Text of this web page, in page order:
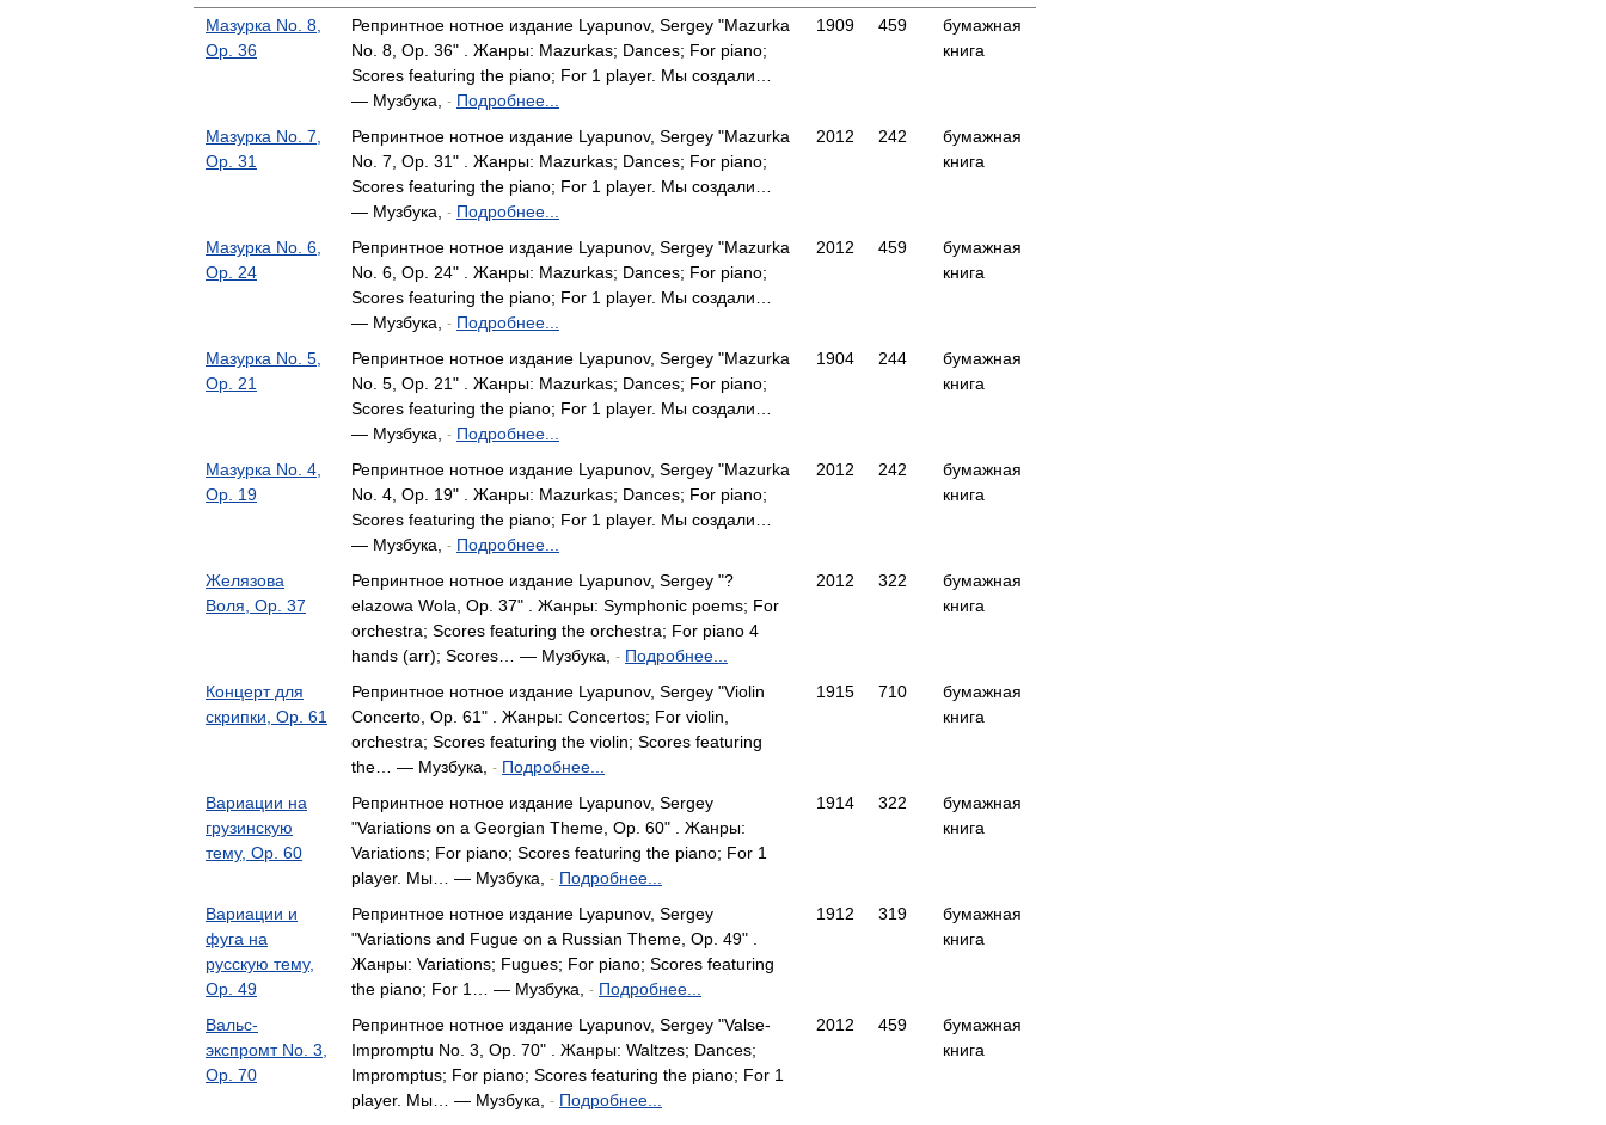
Мазурка No. 8,
Op. 36
Репринтное нотное издание Lyapunov, Sergey "Mazurka
No. 8, Op. 36" . Жанры: Mazurkas; Dances; For piano;
Scores featuring the piano; For 1 player. Мы создали…
— Музбука,
- Подробнее...
1909 459
бумажная
книга
Мазурка No. 7,
Op. 31
Репринтное нотное издание Lyapunov, Sergey "Mazurka
No. 7, Op. 31" . Жанры: Mazurkas; Dances; For piano;
Scores featuring the piano; For 1 player. Мы создали…
— Музбука,
- Подробнее...
2012 242
бумажная
книга
Мазурка No. 6,
Op. 24
Репринтное нотное издание Lyapunov, Sergey "Mazurka
No. 6, Op. 24" . Жанры: Mazurkas; Dances; For piano;
Scores featuring the piano; For 1 player. Мы создали…
— Музбука,
- Подробнее...
2012 459
бумажная
книга
Мазурка No. 5,
Op. 21
Репринтное нотное издание Lyapunov, Sergey "Mazurka
No. 5, Op. 21" . Жанры: Mazurkas; Dances; For piano;
Scores featuring the piano; For 1 player. Мы создали…
— Музбука,
- Подробнее...
1904 244
бумажная
книга
Мазурка No. 4,
Op. 19
Репринтное нотное издание Lyapunov, Sergey "Mazurka
No. 4, Op. 19" . Жанры: Mazurkas; Dances; For piano;
Scores featuring the piano; For 1 player. Мы создали…
— Музбука,
- Подробнее...
2012 242
бумажная
книга
Желязова
Воля, Op. 37
Репринтное нотное издание Lyapunov, Sergey "?
elazowa Wola, Op. 37" . Жанры: Symphonic poems; For
orchestra; Scores featuring the orchestra; For piano 4
hands (arr); Scores… — Музбука,
- Подробнее...
2012 322
бумажная
книга
Концерт для
скрипки, Op. 61
Репринтное нотное издание Lyapunov, Sergey "Violin
Concerto, Op. 61" . Жанры: Concertos; For violin,
orchestra; Scores featuring the violin; Scores featuring
the… — Музбука,
- Подробнее...
1915 710
бумажная
книга
Вариации на
грузинскую
тему, Op. 60
Репринтное нотное издание Lyapunov, Sergey
"Variations on a Georgian Theme, Op. 60" . Жанры:
Variations; For piano; Scores featuring the piano; For 1
player. Мы… — Музбука,
- Подробнее...
1914 322
бумажная
книга
Вариации и
фуга на
русскую тему,
Op. 49
Репринтное нотное издание Lyapunov, Sergey
"Variations and Fugue on a Russian Theme, Op. 49" .
Жанры: Variations; Fugues; For piano; Scores featuring
the piano; For 1… — Музбука,
- Подробнее...
1912 319
бумажная
книга
Вальс-
экспромт No. 3,
Op. 70
Репринтное нотное издание Lyapunov, Sergey "Valse-
Impromptu No. 3, Op. 70" . Жанры: Waltzes; Dances;
Impromptus; For piano; Scores featuring the piano; For 1
player. Мы… — Музбука,
- Подробнее...
2012 459
бумажная
книга